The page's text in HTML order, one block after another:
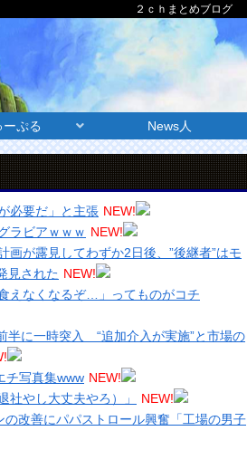
２ｃｈまとめブログ
ーぷる News人
必要だ」と主張 NEW!
ラビアｗｗｗ NEW!
が露見してわずか2日後、”後継者”はモ
見された NEW!
えなくなるぞ…」ってものがコチ
半に一時突入 “追加介入が実施”と市場の
チ写真集www NEW!
社やし大丈夫やろ）」
NEW!
改善にパパストロール興奮「工場の男子